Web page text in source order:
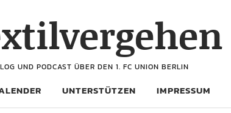
UND PODCAST ÜBER DEN 1. FC UNION BERLIN
UNTERSTÜTZEN IMPRESSUM